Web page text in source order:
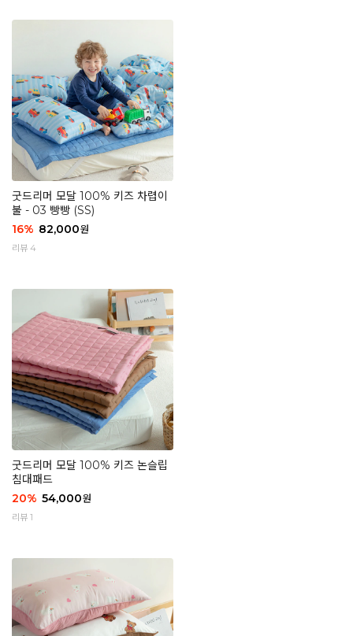
굿드리머 모달 100% 키즈 차렵이
불 - 03 빵빵 (SS)
16% 82,000원
리뷰 4
굿드리머 모달 100% 키즈 논슬립
침대패드
20% 54,000원
리뷰 1